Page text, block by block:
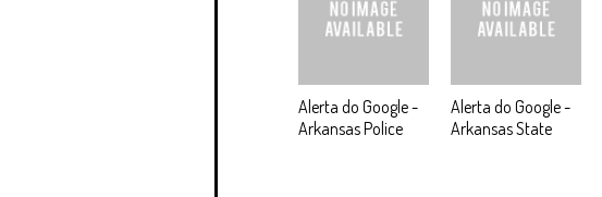
Alerta do Google -
Arkansas Police
Alerta do Google -
Arkansas State